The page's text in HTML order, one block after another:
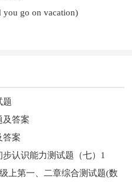
go on vacation)
题
及答案
答案
认识能力测试题（七）1
上第一、二章综合测试题(数